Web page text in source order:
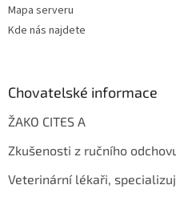
Mapa serveru
Kde nás najdete
Chovatelské informace
ŽAKO CITES A
Zkušenosti z ručního
Veterinární lékaři,